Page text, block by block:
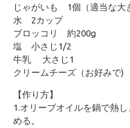
じゃがいも 1個（適当な大
水 2カップ
ブロッコリ 約200g
塩 小さじ1/2
牛乳 大さじ1
クリームチーズ（お好みで
【作り方】
1.オリーブオイルを鍋で熱
める。